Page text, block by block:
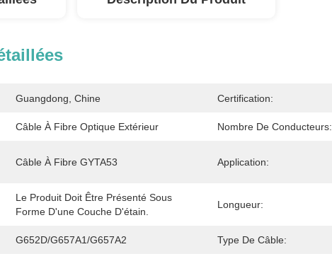
Guangdong, Chine Certification:
Câble À Fibre Optique Extérieur Nombre De Conducteurs:
Câble À Fibre GYTA53 Application:
Le Produit Doit Être Présenté Sous
Forme D'une Couche D'étain.
Longueur:
G652D/G657A1/G657A2 Type De Câble: